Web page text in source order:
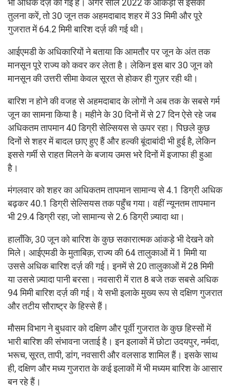
भी अधिक दर्ज़ की गई है। अगर साल 2022 के आंकड़ों से इसकी
तुलना करें, तो 30 जून तक अहमदाबाद शहर में 33 मिमी और पूरे
गुजरात में 64.2 मिमी बारिश दर्ज़ की गई थी।
आईएमडी के अधिकारियों ने बताया कि आमतौर पर जून के अंत तक
मानसून पूरे राज्य को कवर कर लेता है। लेकिन इस बार 30 जून को
मानसून की उत्तरी सीमा केवल सूरत से होकर ही गुज़र रही थी।
बारिश न होने की वजह से अहमदाबाद के लोगों ने अब तक के सबसे गर्म
जून का सामना किया है। महीने के 30 दिनों में से 27 दिन ऐसे रहे जब
अधिकतम तापमान 40 डिग्री सेल्सियस से ऊपर रहा। पिछले कुछ
दिनों से शहर में बादल छाए हुए हैं और हल्की बूंदाबांदी भी हुई है, लेकिन
इससे गर्मी से राहत मिलने के बजाय उमस भरे दिनों में इजाफा ही हुआ
है।
मंगलवार को शहर का अधिकतम तापमान सामान्य से 4.1 डिग्री अधिक
बढ़कर 40.1 डिग्री सेल्सियस तक पहुँच गया। वहीं न्यूनतम तापमान
भी 29.4 डिग्री रहा, जो सामान्य से 2.6 डिग्री ज़्यादा था।
हालाँकि, 30 जून को बारिश के कुछ सकारात्मक आंकड़े भी देखने को
मिले। आईएमडी के मुताबिक़, राज्य की 64 तालुकाओं में 1 मिमी या
उससे अधिक बारिश दर्ज़ की गई। इनमें से 20 तालुकाओं में 28 मिमी
या उससे ज़्यादा पानी बरसा। नवसारी में रात 8 बजे तक सबसे अधिक
94 मिमी बारिश दर्ज़ की गई। ये सभी इलाके मुख्य रूप से दक्षिण गुजरात
और तटीय सौराष्ट्र के हिस्से हैं।
मौसम विभाग ने बुधवार को दक्षिण और पूर्वी गुजरात के कुछ हिस्सों में
भारी बारिश की संभावना जताई है। इन इलाकों में छोटा उदयपुर, नर्मदा,
भरूच, सूरत, तापी, डांग, नवसारी और वलसाड शामिल हैं। इसके साथ
ही, दक्षिण और मध्य गुजरात के कई इलाकों में भी मध्यम बारिश के आसार
बन रहे हैं।